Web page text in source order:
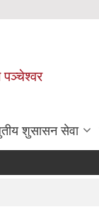
पञ्चेश्वर
शुसासन सेवा